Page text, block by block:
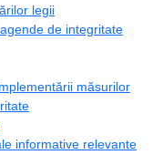
legii
de integritate
măsurilor
informative relevante